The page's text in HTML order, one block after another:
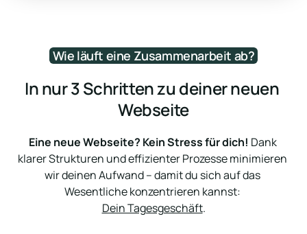
Wie läuft eine Zusammenarbeit ab?
In nur 3 Schritten zu deiner neuen
Webseite
Eine neue Webseite? Kein Stress für dich! Dank
klarer Strukturen und effizienter Prozesse minimieren
wir deinen Aufwand – damit du sich auf das
Dein Tagesgeschäft.